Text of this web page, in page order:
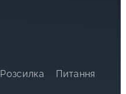
Розсилка Питання